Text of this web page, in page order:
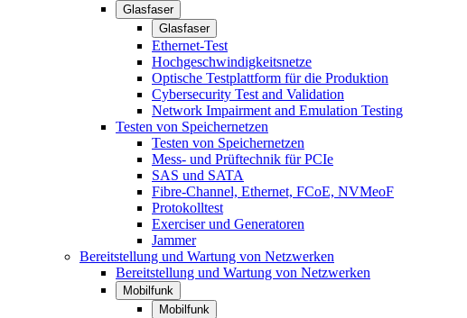
Glasfaser
Glasfaser
Ethernet-Test
Hochgeschwindigkeitsnetze
Optische Testplattform für die Produktion
Cybersecurity Test and Validation
Network Impairment and Emulation Testing
Testen von Speichernetzen
Testen von Speichernetzen
Mess- und Prüftechnik für PCIe
SAS und SATA
Fibre-Channel, Ethernet, FCoE, NVMeoF
Protokolltest
Exerciser und Generatoren
Jammer
Bereitstellung und Wartung von Netzwerken
Bereitstellung und Wartung von Netzwerken
Mobilfunk
Mobilfunk